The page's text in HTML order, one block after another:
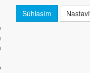
Web:www.banchem.sk
Súhlasím